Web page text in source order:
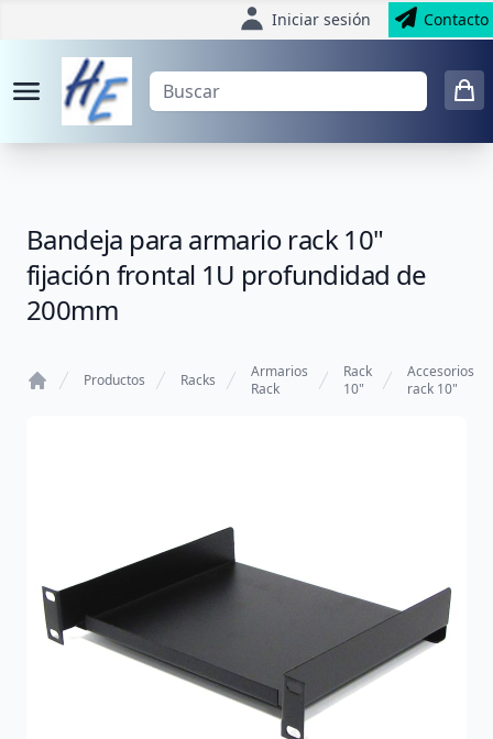
Iniciar sesión Contacto
Bandeja para armario rack 10"
fijación frontal 1U profundidad de
200mm
Productos Racks
Armarios
Rack
Rack
10"
Accesorios
rack 10"